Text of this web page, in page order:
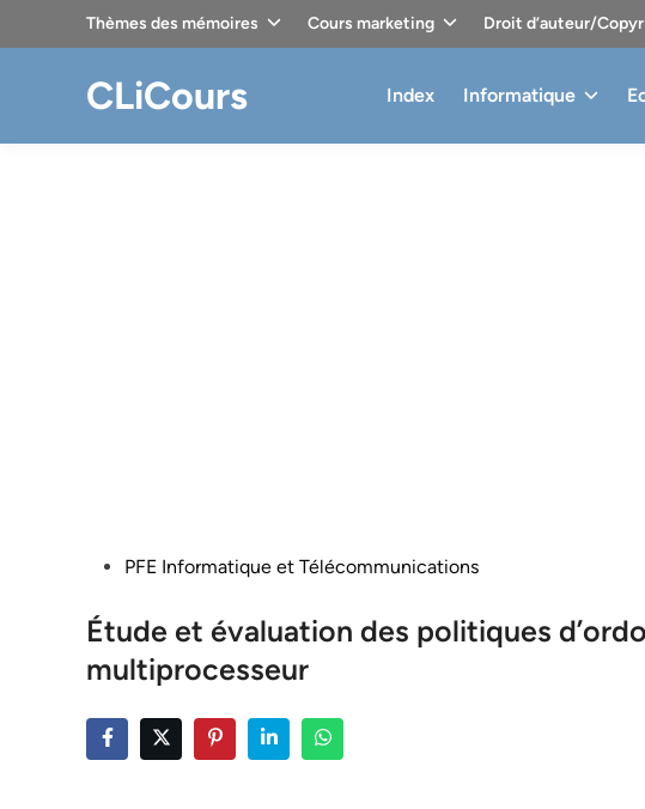
Thèmes des mémoires Cours marketing Droit d’auteur/
CLiCours Index Informatique
PostedPFE Informatique et Télécommunications
Étude et évaluation des politiques
multiprocesseur